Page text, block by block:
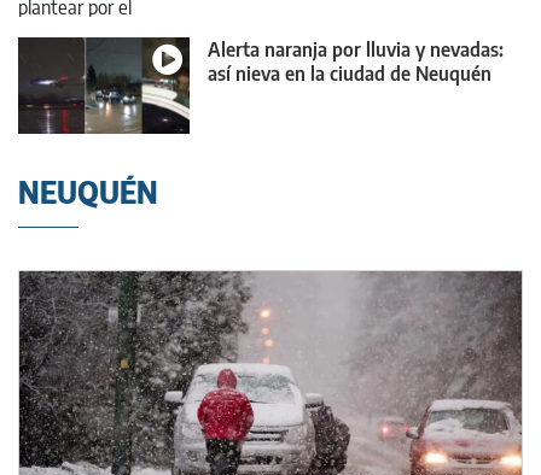
Alerta naranja por lluvia y nevadas:
así nieva en la ciudad de Neuquén
NEUQUÉN